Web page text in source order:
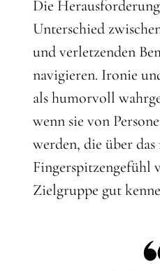
Die
Unterschied
und verletzenden
navigieren. Ironie
als humorvoll
wenn sie von
werden, die über das
Fingerspitzengefühl
Zielgruppe gut